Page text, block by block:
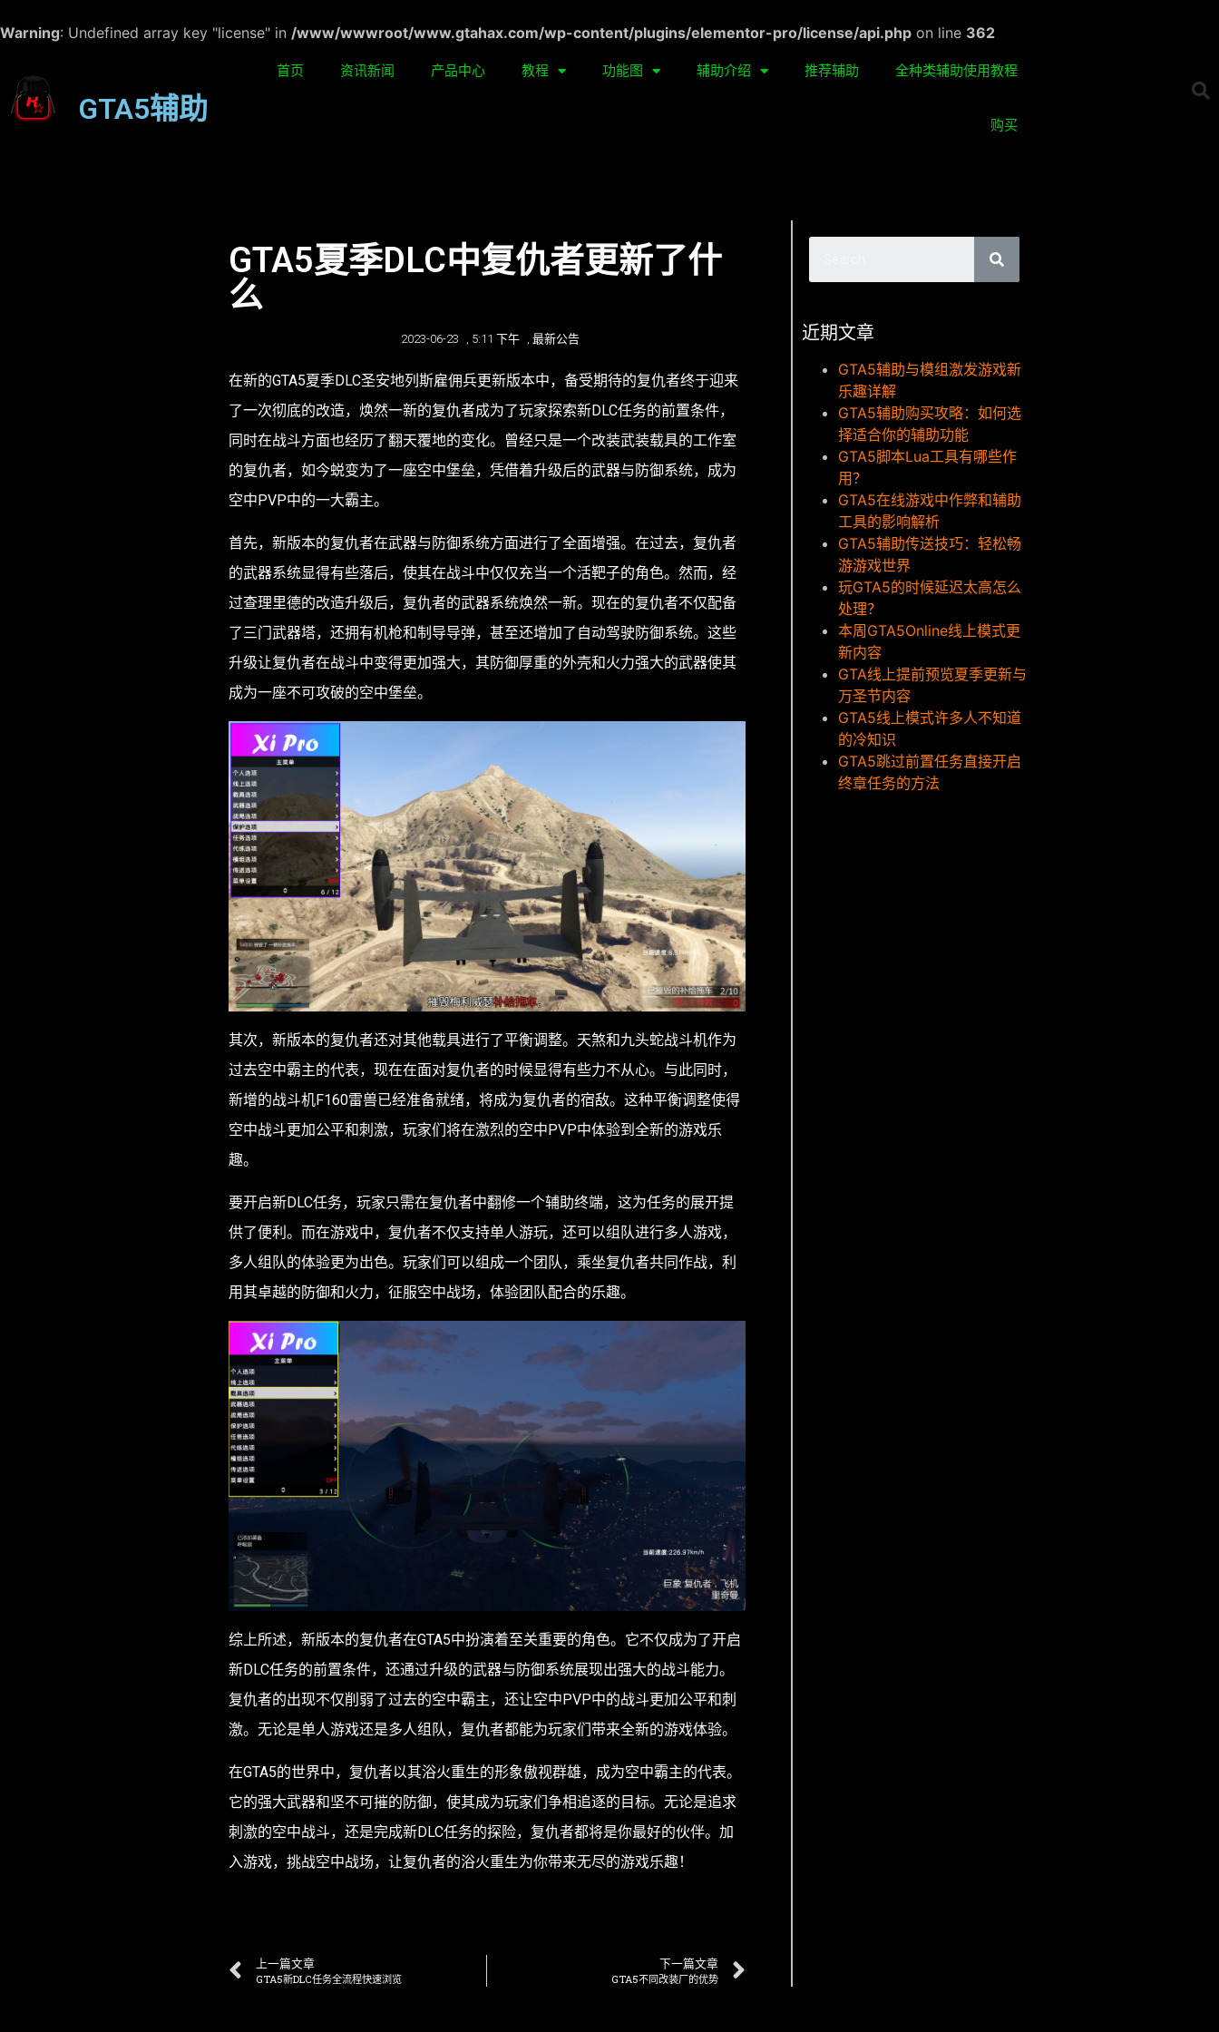
Warning: Undefined array key "license" in /www/wwwroot/www.gtahax.com/wp-content/plugins/elementor-pro/license/api.php on line 362
GTA5辅助
首页 资讯新闻 产品中心 教程 功能图 辅助介绍 推荐辅助 全种类辅助使用教程
购买
GTA5夏季DLC中复仇者更新了什
么
2023-06-23 , 5:11 下午 , 最新公告
在新的GTA5夏季DLC圣安地列斯雇佣兵更新版本中，备受期待的复仇者终于迎来
了一次彻底的改造，焕然一新的复仇者成为了玩家探索新DLC任务的前置条件，
同时在战斗方面也经历了翻天覆地的变化。曾经只是一个改装武装载具的工作室
的复仇者，如今蜕变为了一座空中堡垒，凭借着升级后的武器与防御系统，成为
空中PVP中的一大霸主。
首先，新版本的复仇者在武器与防御系统方面进行了全面增强。在过去，复仇者
的武器系统显得有些落后，使其在战斗中仅仅充当一个活靶子的角色。然而，经
过查理里德的改造升级后，复仇者的武器系统焕然一新。现在的复仇者不仅配备
了三门武器塔，还拥有机枪和制导导弹，甚至还增加了自动驾驶防御系统。这些
升级让复仇者在战斗中变得更加强大，其防御厚重的外壳和火力强大的武器使其
成为一座不可攻破的空中堡垒。
其次，新版本的复仇者还对其他载具进行了平衡调整。天煞和九头蛇战斗机作为
过去空中霸主的代表，现在在面对复仇者的时候显得有些力不从心。与此同时，
新增的战斗机F160雷兽已经准备就绪，将成为复仇者的宿敌。这种平衡调整使得
空中战斗更加公平和刺激，玩家们将在激烈的空中PVP中体验到全新的游戏乐
趣。
要开启新DLC任务，玩家只需在复仇者中翻修一个辅助终端，这为任务的展开提
供了便利。而在游戏中，复仇者不仅支持单人游玩，还可以组队进行多人游戏，
多人组队的体验更为出色。玩家们可以组成一个团队，乘坐复仇者共同作战，利
用其卓越的防御和火力，征服空中战场，体验团队配合的乐趣。
综上所述，新版本的复仇者在GTA5中扮演着至关重要的角色。它不仅成为了开启
新DLC任务的前置条件，还通过升级的武器与防御系统展现出强大的战斗能力。
复仇者的出现不仅削弱了过去的空中霸主，还让空中PVP中的战斗更加公平和刺
激。无论是单人游戏还是多人组队，复仇者都能为玩家们带来全新的游戏体验。
在GTA5的世界中，复仇者以其浴火重生的形象傲视群雄，成为空中霸主的代表。
它的强大武器和坚不可摧的防御，使其成为玩家们争相追逐的目标。无论是追求
刺激的空中战斗，还是完成新DLC任务的探险，复仇者都将是你最好的伙伴。加
入游戏，挑战空中战场，让复仇者的浴火重生为你带来无尽的游戏乐趣！
上一篇文章
GTA5新DLC任务全流程快速浏览
下一篇文章
GTA5不同改装厂的优势
近期文章
GTA5辅助与模组激发游戏新
乐趣详解
GTA5辅助购买攻略：如何选
择适合你的辅助功能
GTA5脚本Lua工具有哪些作
用？
GTA5在线游戏中作弊和辅助
工具的影响解析
GTA5辅助传送技巧：轻松畅
游游戏世界
玩GTA5的时候延迟太高怎么
处理？
本周GTA5Online线上模式更
新内容
GTA线上提前预览夏季更新与
万圣节内容
GTA5线上模式许多人不知道
的冷知识
GTA5跳过前置任务直接开启
终章任务的方法